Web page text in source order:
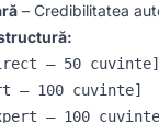
– Credibilitatea
– 50 cuvinte]
– 100 cuvinte]
– 100